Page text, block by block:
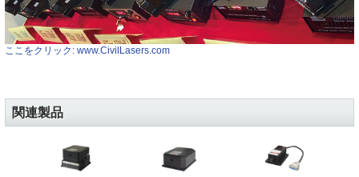
ここをクリック: www.CivilLasers.com
関連製品